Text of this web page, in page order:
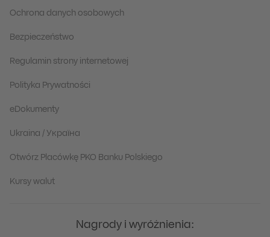
Ochrona danych osobowych
Bezpieczeństwo
Regulamin strony internetowej
Polityka Prywatności
eDokumenty
Ukraina / Україна
Otwórz Placówkę PKO Banku Polskiego
Kursy walut
Nagrody i wyróżnienia: